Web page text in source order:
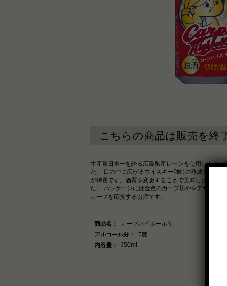
こちらの商品は販売を終
生産量日本一を誇る広島県産レモンを使用したス
た。 口の中に広がるウイスキー独特の熟成香、レ
が特長です。酒質を変更することで美味しさUP。
た。 パッケージには金色のカープ坊やをデザイン
カープを応援するお酒です。
商品名：
カープハイボールN
アルコール分：
7度
内容量：
350ml